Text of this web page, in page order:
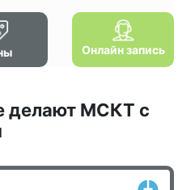
Онлайн запись
делают МСКТ с